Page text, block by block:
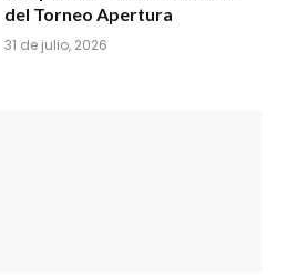
del Torneo Apertura
31 de julio, 2026